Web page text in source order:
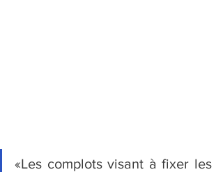
«Les complots visant à fixer les